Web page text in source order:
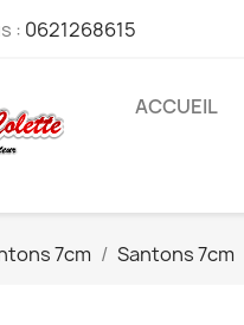
: 0621268615
ACCUEIL
7cm Santons 7cm